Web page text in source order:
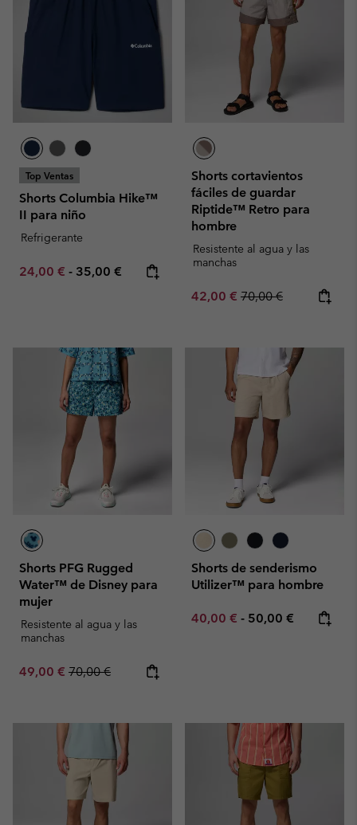
Top Ventas
Shorts Columbia Hike™
II para niño
Refrigerante
Minimum sale price:
24,00 € - Maximum price:
35,00 €
Shorts cortavientos
fáciles de guardar
Riptide™ Retro para
hombre
Resistente al agua y las
manchas
Sale price:
42,00 € Regular price:
70,00 €
Shorts PFG Rugged
Water™ de Disney para
mujer
Resistente al agua y las
manchas
Sale price:
49,00 € Regular price:
70,00 €
Shorts de senderismo
Utilizer™ para hombre
Minimum sale price:
40,00 € - Maximum price:
50,00 €